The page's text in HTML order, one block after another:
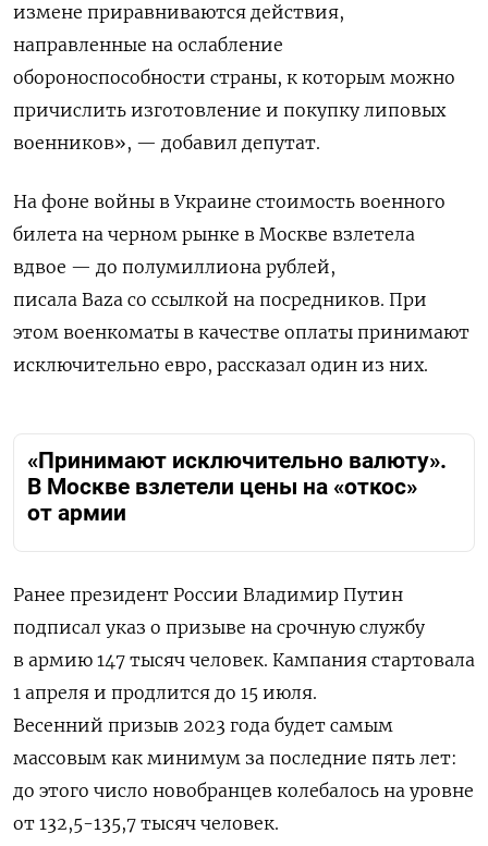
измене приравниваются действия,
направленные на ослабление
обороноспособности страны, к которым можно
причислить изготовление и покупку липовых
военников», — добавил депутат.
На фоне войны в Украине стоимость военного
билета на черном рынке в Москве взлетела
вдвое — до полумиллиона рублей,
писала Baza со ссылкой на посредников. При
этом военкоматы в качестве оплаты принимают
исключительно евро, рассказал один из них.
«Принимают исключительно валюту».
В Москве взлетели цены на «откос»
от армии
Ранее президент России Владимир Путин
подписал указ о призыве на срочную службу
в армию 147 тысяч человек. Кампания стартовала
1 апреля и продлится до 15 июля.
Весенний призыв 2023 года будет самым
массовым как минимум за последние пять лет:
до этого число новобранцев колебалось на уровне
от 132,5-135,7 тысяч человек.